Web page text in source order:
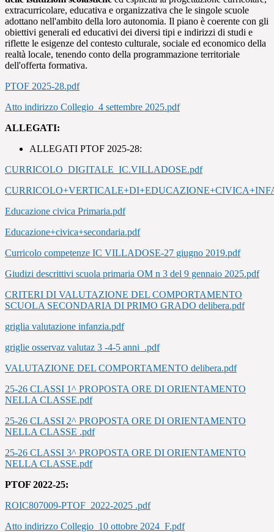
extracurricolare, educativa e organizzativa che le singole scuole
adottano nell'ambito della loro autonomia. Il piano è coerente con gli
obiettivi generali ed educativi dei diversi tipi e indirizzi di studi e
riflette le esigenze del contesto culturale, sociale ed economico della
realtà locale, tenendo conto della programmazione territoriale
dell'offerta formativa.
PTOF 2025-28.pdf
Atto indirizzo Collegio_4 settembre 2025.pdf
ALLEGATI:
ALLEGATI PTOF 2025-28:
CURRICOLO_DIGITALE_IC.VILLADOSE.pdf
Educazione civica Primaria.pdf
Educazione+civica+secondaria.pdf
Curricolo competenze IC VILLADOSE-27 giugno 2019.pdf
Giudizi descrittivi scuola primaria OM n 3 del 9 gennaio 2025.pdf
CRITERI DI VALUTAZIONE DEL COMPORTAMENTO
SCUOLA SECONDARIA DI PRIMO GRADO delibera.pdf
griglia valutazione infanzia.pdf
griglie osservaz valutaz 3 -4-5 anni_.pdf
VALUTAZIONE DEL COMPORTAMENTO delibera.pdf
25-26 CLASSI 1^ PROPOSTA ORE DI ORIENTAMENTO
NELLA CLASSE.pdf
25-26 CLASSI 2^ PROPOSTA ORE DI ORIENTAMENTO
NELLA CLASSE .pdf
25-26 CLASSI 3^ PROPOSTA ORE DI ORIENTAMENTO
NELLA CLASSE.pdf
PTOF 2022-25:
ROIC807009-PTOF_2022-2025 .pdf
Atto indirizzo Collegio_10 ottobre 2024_F.pdf